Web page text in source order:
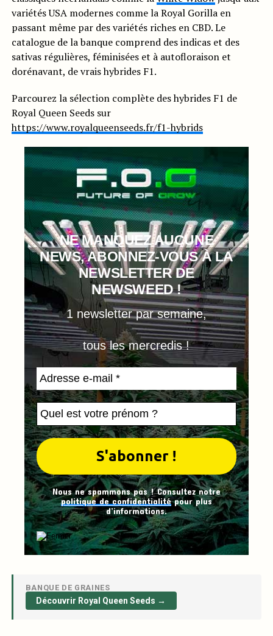
variétés USA modernes comme la Royal Gorilla en
passant même par des variétés riches en CBD. Le
catalogue de la banque comprend des indicas et des
sativas régulières, féminisées et à autofloraison et
dorénavant, de vrais hybrides F1.
Parcourez la sélection complète des hybrides F1 de
Royal Queen Seeds sur
https://www.royalqueenseeds.fr/f1-hybrids
NE MANQUEZ AUCUNE
NEWS, ABONNEZ-VOUS À LA
NEWSLETTER DE
NEWSWEED !
1 newsletter par semaine,
tous les mercredis !
Nous ne spammons pas ! Consultez notre
politique de confidentialitépour plus
d’informations.
BANQUE DE GRAINES
Découvrir Royal Queen Seeds →